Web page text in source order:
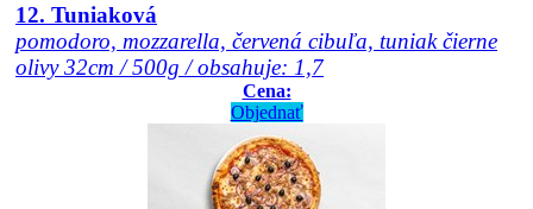
12. Tuniaková
pomodoro, mozzarella, červená cibuľa, tuniak čierne
olivy 32cm / 500g / obsahuje: 1,7
Cena:
Objednať